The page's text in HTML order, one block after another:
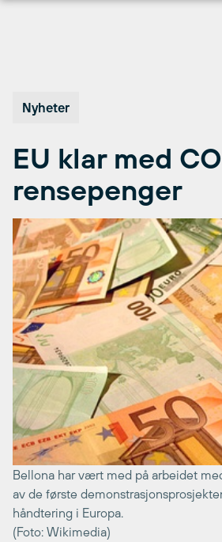
Nyheter
EU klar med
rensepenger
Bellona har vært med på arbeidet
av de første
håndtering i Europa.
(Foto: Wikimedia)